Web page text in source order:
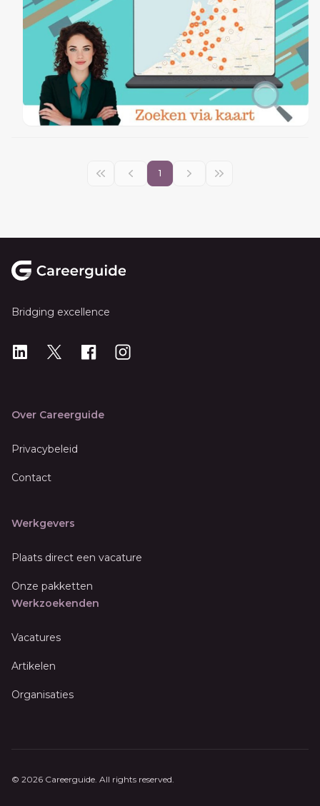
1
Bridging excellence
LinkedIn
X Instagram
Over Careerguide
Privacybeleid
Contact
Werkgevers
Plaats direct een vacature
Onze pakketten
Werkzoekenden
Vacatures
Artikelen
Organisaties
© 2026 Careerguide. All rights reserved.